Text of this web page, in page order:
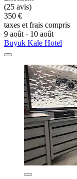
(25 avis)
350 €
taxes et frais compris
9 août - 10 août
Buyuk Kale Hotel